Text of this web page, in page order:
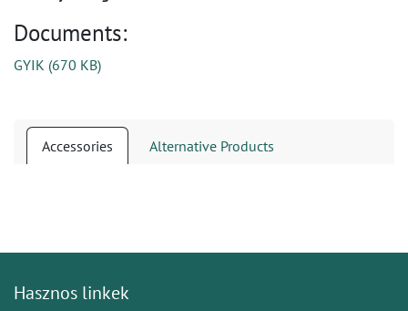
Documents:
GYIK (670 KB)
Accessories Alternative Products
Hasznos linkek